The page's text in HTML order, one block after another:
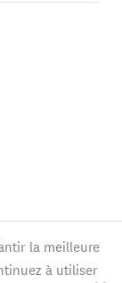
la meilleure
à utiliser